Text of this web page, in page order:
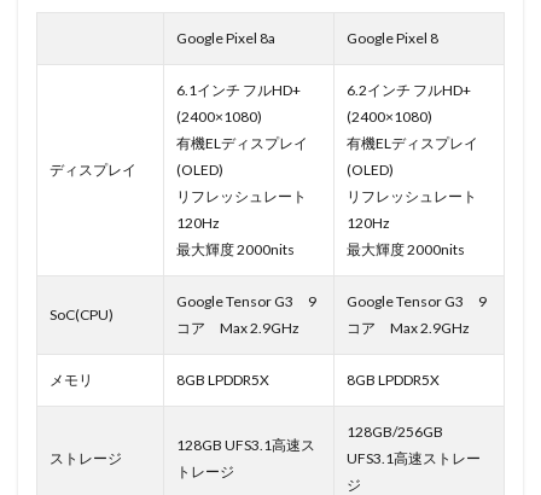
Google Pixel 8a Google Pixel 8
ディスプレイ
6.1インチ フルHD+
(2400×1080)
有機ELディスプレイ
(OLED)
リフレッシュレート
120Hz
最大輝度 2000nits
6.2インチ フルHD+
(2400×1080)
有機ELディスプレイ
(OLED)
リフレッシュレート
120Hz
最大輝度 2000nits
SoC(CPU)
Google Tensor G3 9
コア Max 2.9GHz
Google Tensor G3 9
コア Max 2.9GHz
メモリ 8GB LPDDR5X 8GB LPDDR5X
ストレージ
128GB UFS3.1高速ス
トレージ
128GB/256GB
UFS3.1高速ストレー
ジ